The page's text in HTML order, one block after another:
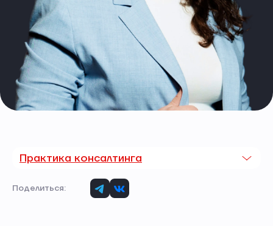
Практика консалтинга
Поделиться: